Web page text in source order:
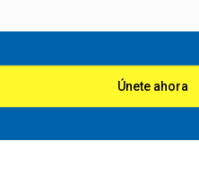
Únete ahora